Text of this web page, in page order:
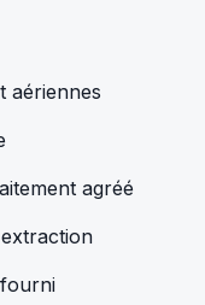
aériennes
agréé